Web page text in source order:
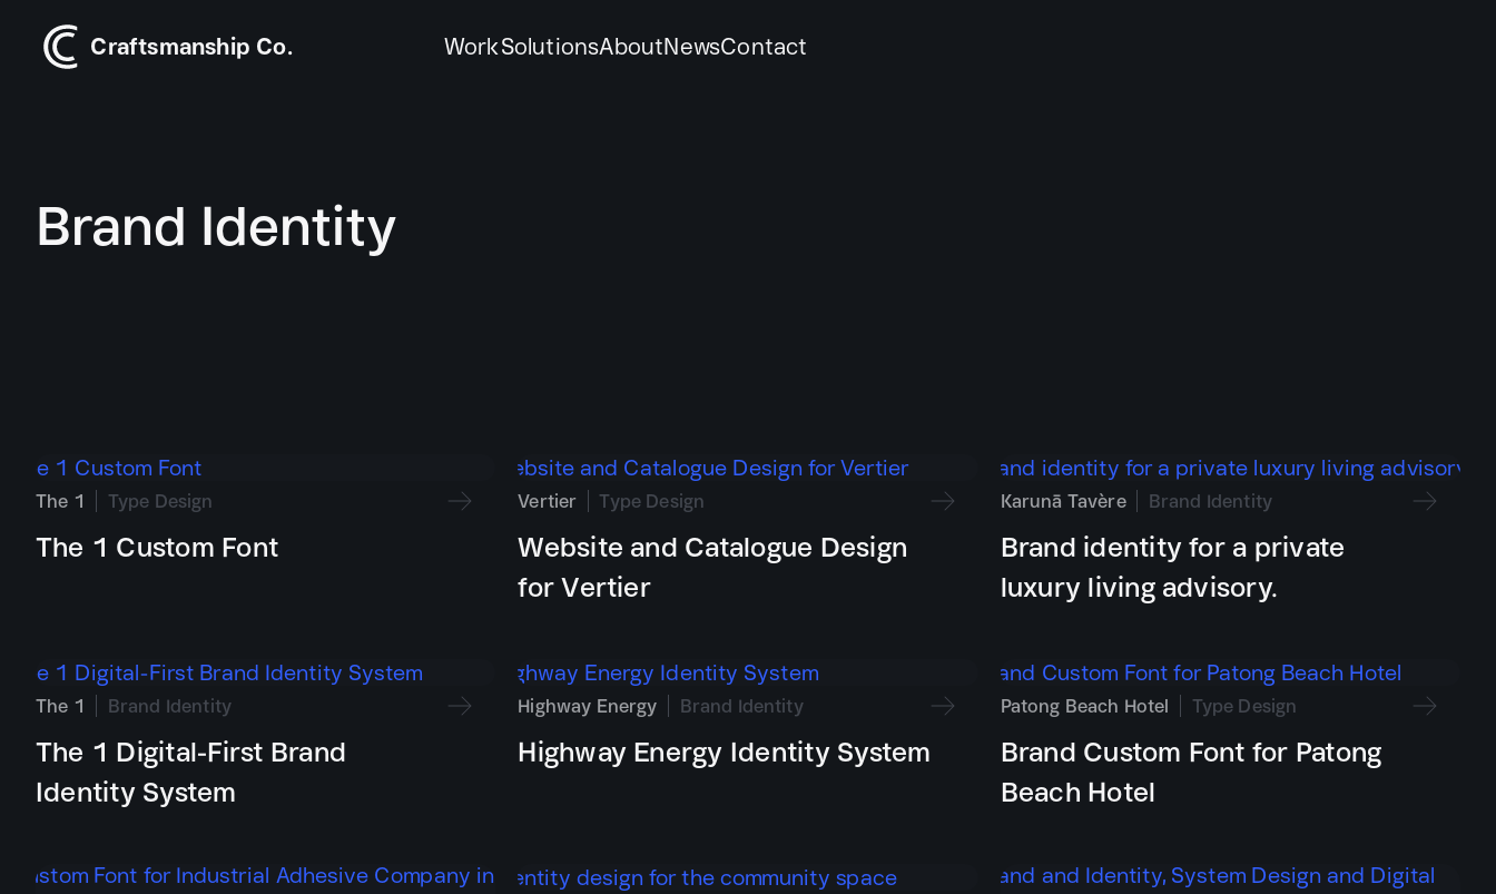
Craftsmanship Co. WorkSolutionsAboutNewsContact
Brand Identity
Craftsmanship Co. ออกแบบ Brand Identity ที่เริ่มจากความเข้าใจธุรกิจ แล้วพัฒนาเป็นระบบอัตลักษณ์ที่สื่อสารได้สม่ำเสมอในทุกจุดสัมผัสของแบรนด์
Brand Identity ที่ดีต้องทำงานเป็นระบบ
อัตลักษณ์แบรนด์ไม่ใช่โลโก้เพียงชิ้นเดียว แต่เป็นระบบการสื่อสารที่ช่วยให้ผู้คนจดจำ เข้าใจ และเชื่อมโยงกับแบรนด์ได้อย่างต่อเนื่อง เราเริ่มจากบริบทของธุรกิจ กลุ่มเป้าหมาย และเป้าหมายการ
จากแนวคิดสู่การใช้งานจริง
Brand strategy and positioning
Visual identity and identity system
Logo system and brand architecture
Typography, colour, imagery, and graphic language
The 1 Type Design
The 1 Custom Font
Vertier Type Design
Website and Catalogue Design
for Vertier
Karunā Tavère Brand Identity
Brand identity for a private
luxury living advisory.
The 1 Brand Identity
The 1 Digital-First Brand
Identity System
Highway Energy Brand Identity
Highway Energy Identity System
Patong Beach Hotel Type Design
Brand Custom Font for Patong
Beach Hotel